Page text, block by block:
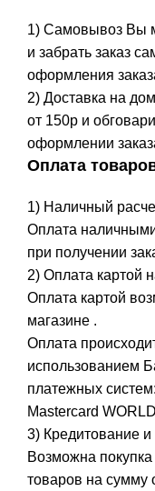
1) Самовывоз Вы
и забрать заказ
оформления
2) Доставка на
от 150р и
оформлении
Оплата
1) Наличный
Оплата
при получении
2) Оплата картой
Оплата картой
магазине .
Оплата
использованием
платежных
Mastercard
3) Кредитование и
Возможна
товаров на сумму